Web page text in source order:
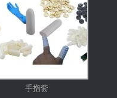
手指套